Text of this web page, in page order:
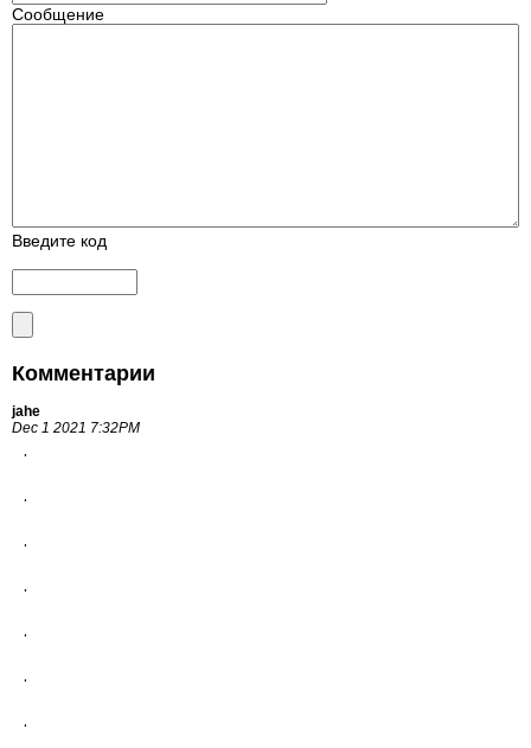
Сообщение
Введите код
Комментарии
jahe
Dec 1 2021 7:32PM
.
.
.
.
.
.
.